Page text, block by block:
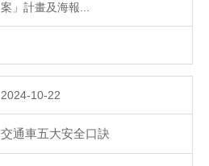
案」計畫及海報...
2024-10-22
交通車五大安全口訣